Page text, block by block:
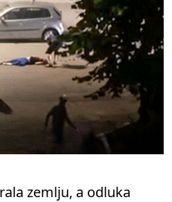
zemlju, a odluka